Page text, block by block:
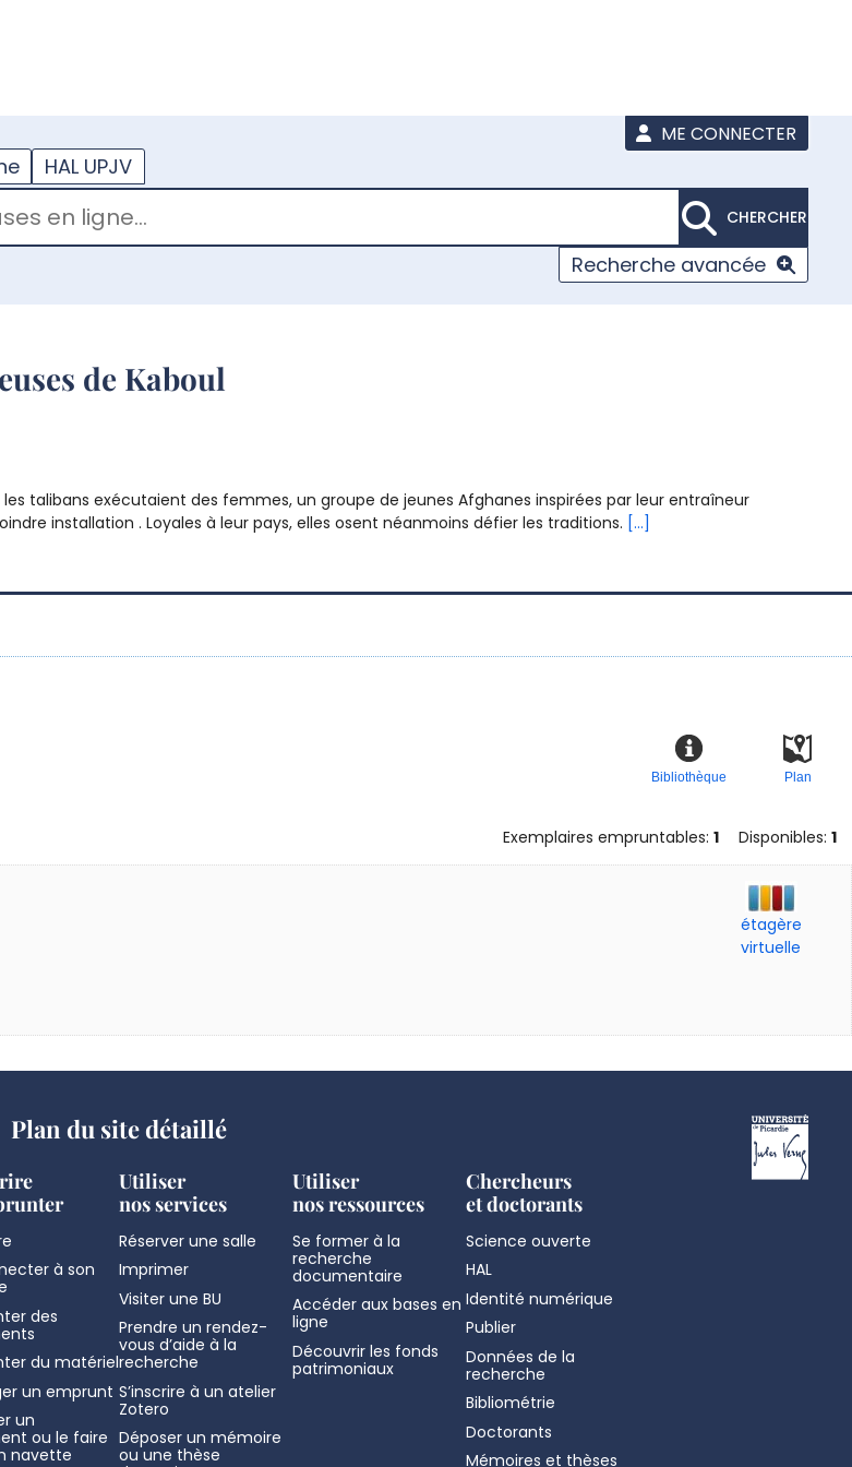
ME CONNECTER
HAL UPJV
CHERCHER
Recherche avancée
de Kaboul
talibans exécutaient des femmes, un groupe de jeunes Afghanes inspirées par leur entraîneur
installation . Loyales à leur pays, elles osent néanmoins défier les traditions. [...]
Plan
Bibliothèque
Exemplaires empruntables: 1 Disponibles: 1
étagère
virtuelle
Plan du site détaillé
à son
des
du matériel
un emprunt
un
ou le faire
navette
Utiliser
nos services
Réserver une salle
Imprimer
Visiter une BU
Prendre un rendez-
vous d’aide à la
recherche
S’inscrire à un atelier
Zotero
Déposer un mémoire
ou une thèse
Utiliser
nos ressources
Se former à la
recherche
documentaire
Accéder aux bases en
ligne
Découvrir les fonds
patrimoniaux
Chercheurs
et doctorants
Science ouverte
HAL
Identité numérique
Publier
Données de la
recherche
Bibliométrie
Doctorants
Mémoires et thèses